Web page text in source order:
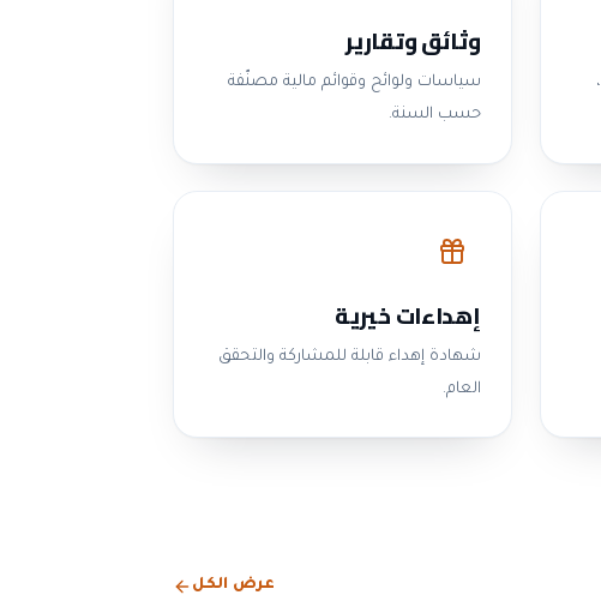
وثائق وتقارير
سياسات ولوائح وقوائم مالية مصنّفة
حسب السنة.
إهداءات خيرية
شهادة إهداء قابلة للمشاركة والتحقق
العام.
عرض الكل